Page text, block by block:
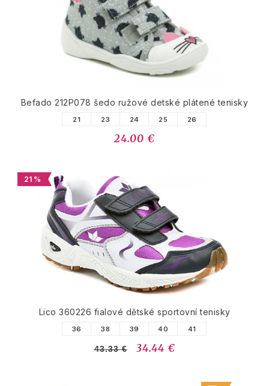
Befado 212P078 šedo ružové detské plátené tenisky
21 23 24 25 26
24.00 €
21 %
Lico 360226 fialové dětské sportovní tenisky
36 38 39 40 41
43.33 € 34.44 €